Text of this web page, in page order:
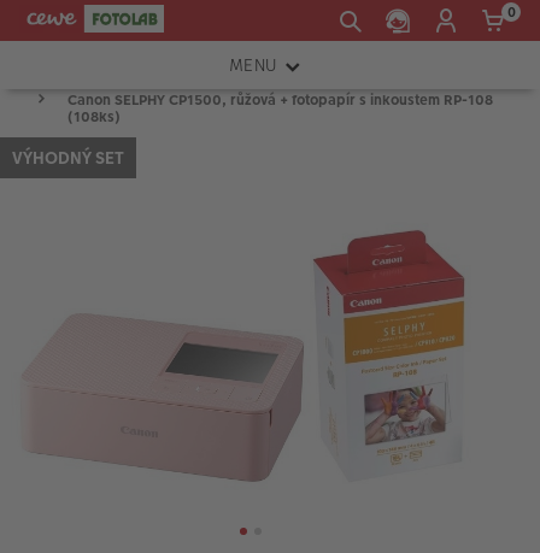
0
MENU
FOTOAPARÁTY
OBJEKTIVY
PŘÍSLUŠENSTVÍ
RÁMEČKY
Canon SELPHY CP1500, růžová + fotopapír s inkoustem RP-108
(108ks)
VÝHODNÝ SET